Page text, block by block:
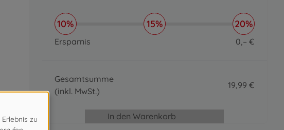
39.99 EUR
2 Alurahmen 24 x 30 cm – Silber matt
39 99
4 Spezialpinsel
19, 99
10% 15% 20%
Ersparnis 0,– €
Gesamtsumme
(inkl. MwSt.)
19,99 €
In den Warenkorb